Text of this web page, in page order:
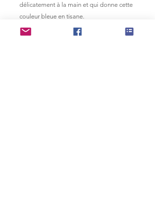
délicatement à la main et qui donne cette
couleur bleue en tisane.